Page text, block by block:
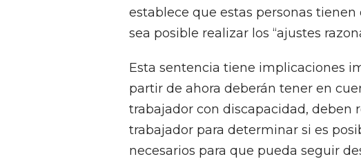
establece que estas personas
sea posible realizar los “ajustes
Esta sentencia tiene implicaciones
partir de ahora deberán tener en
trabajador con discapacidad, deben
trabajador para determinar si es
necesarios para que pueda seguir